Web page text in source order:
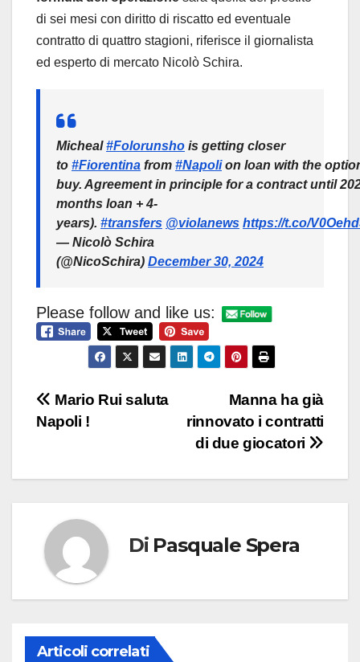
di sei mesi con diritto di riscatto ed eventuale
contratto di quattro stagioni, riferisce il giornalista
ed esperto di mercato Nicolò Schira.
Micheal#Folorunsho is getting closer
to #Fiorentina from #Napolion loan with the
buy. Agreement in principle for a contract until
months loan + 4-
years). #transfers @violanews https://t.co/
— Nicolò Schira
(@NicoSchira) December 30, 2024
Please follow and like us:
Navigazione
articoli
Manna ha già
rinnovato i contratti
di due giocatori
Mario Rui saluta
Napoli !
Di Pasquale Spera
Articoli correlati